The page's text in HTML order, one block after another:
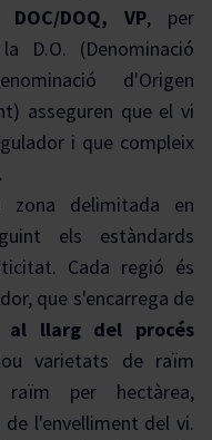
DOC/DOQ, VP, per
D.O. (Denominació
d'Origen
asseguren que el vi
i que compleix
zona delimitada en
els estàndards
Cada regió és
que s'encarrega de
al llarg del procés
varietats de raïm
raïm per hectàrea,
l'envelliment del vi.